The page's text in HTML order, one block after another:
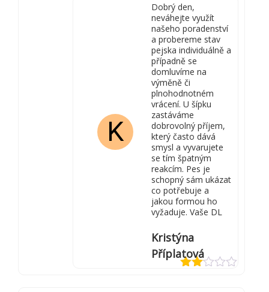
K
Dobrý den,
neváhejte využít
našeho poradenství
a probereme stav
pejska individuálně a
případně se
domluvíme na
výměně či
plnohodnotném
vrácení. U šípku
zastáváme
dobrovolný příjem,
který často dává
smysl a vyvarujete
se tím špatným
reakcím. Pes je
schopný sám ukázat
co potřebuje a
jakou formou ho
vyžaduje. Vaše DL
Kristýna
Příplatová